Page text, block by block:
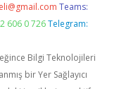
Teams:
606 0 726 Telegram:
Bilgi Teknolojileri
bir Yer Sağlayıcı